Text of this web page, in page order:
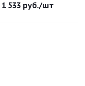
1 533руб./шт